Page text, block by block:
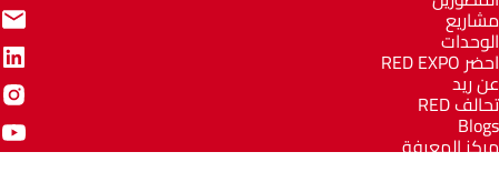
مشاريع
الوحدات
احضر RED EXPO
عن ريد
تحالف RED
Blogs
مركز المعرفة